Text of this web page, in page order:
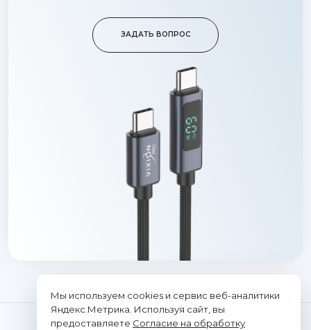
ЗАДАТЬ ВОПРОС
Мы используем cookies и сервис веб-аналитики
Яндекс.Метрика. Используя сайт, вы
предоставляете Согласие на обработку